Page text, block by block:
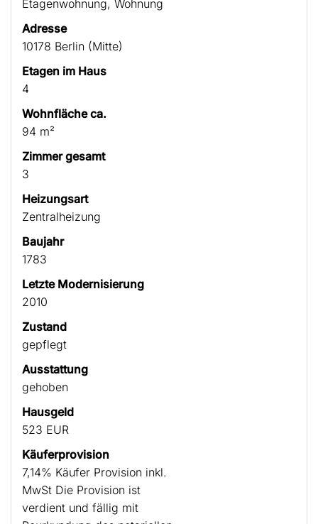
Etagenwohnung, Wohnung
Adresse
10178 Berlin (Mitte)
Etagen im Haus
4
Wohnfläche ca.
94 m²
Zimmer gesamt
3
Heizungsart
Zentralheizung
Baujahr
1783
Letzte Modernisierung
2010
Zustand
gepflegt
Ausstattung
gehoben
Hausgeld
523 EUR
Käufer­provision
7,14% Käufer Provision inkl.
MwSt Die Provision ist
verdient und fällig mit